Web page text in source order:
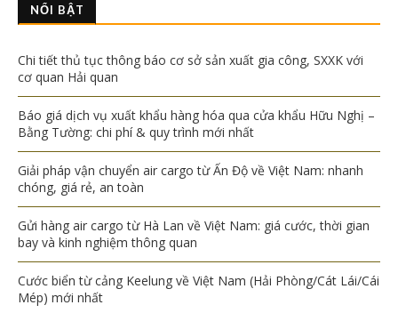
NỔI BẬT
Chi tiết thủ tục thông báo cơ sở sản xuất gia công, SXXK với
cơ quan Hải quan
Báo giá dịch vụ xuất khẩu hàng hóa qua cửa khẩu Hữu Nghị –
Bằng Tường: chi phí & quy trình mới nhất
Giải pháp vận chuyển air cargo từ Ấn Độ về Việt Nam: nhanh
chóng, giá rẻ, an toàn
Gửi hàng air cargo từ Hà Lan về Việt Nam: giá cước, thời gian
bay và kinh nghiệm thông quan
Cước biển từ cảng Keelung về Việt Nam (Hải Phòng/Cát Lái/Cái
Mép) mới nhất